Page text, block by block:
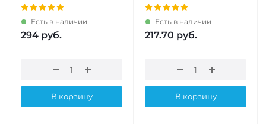
Есть в наличии
294 руб.
В корзину
Есть в наличии
217.70 руб.
В корзину